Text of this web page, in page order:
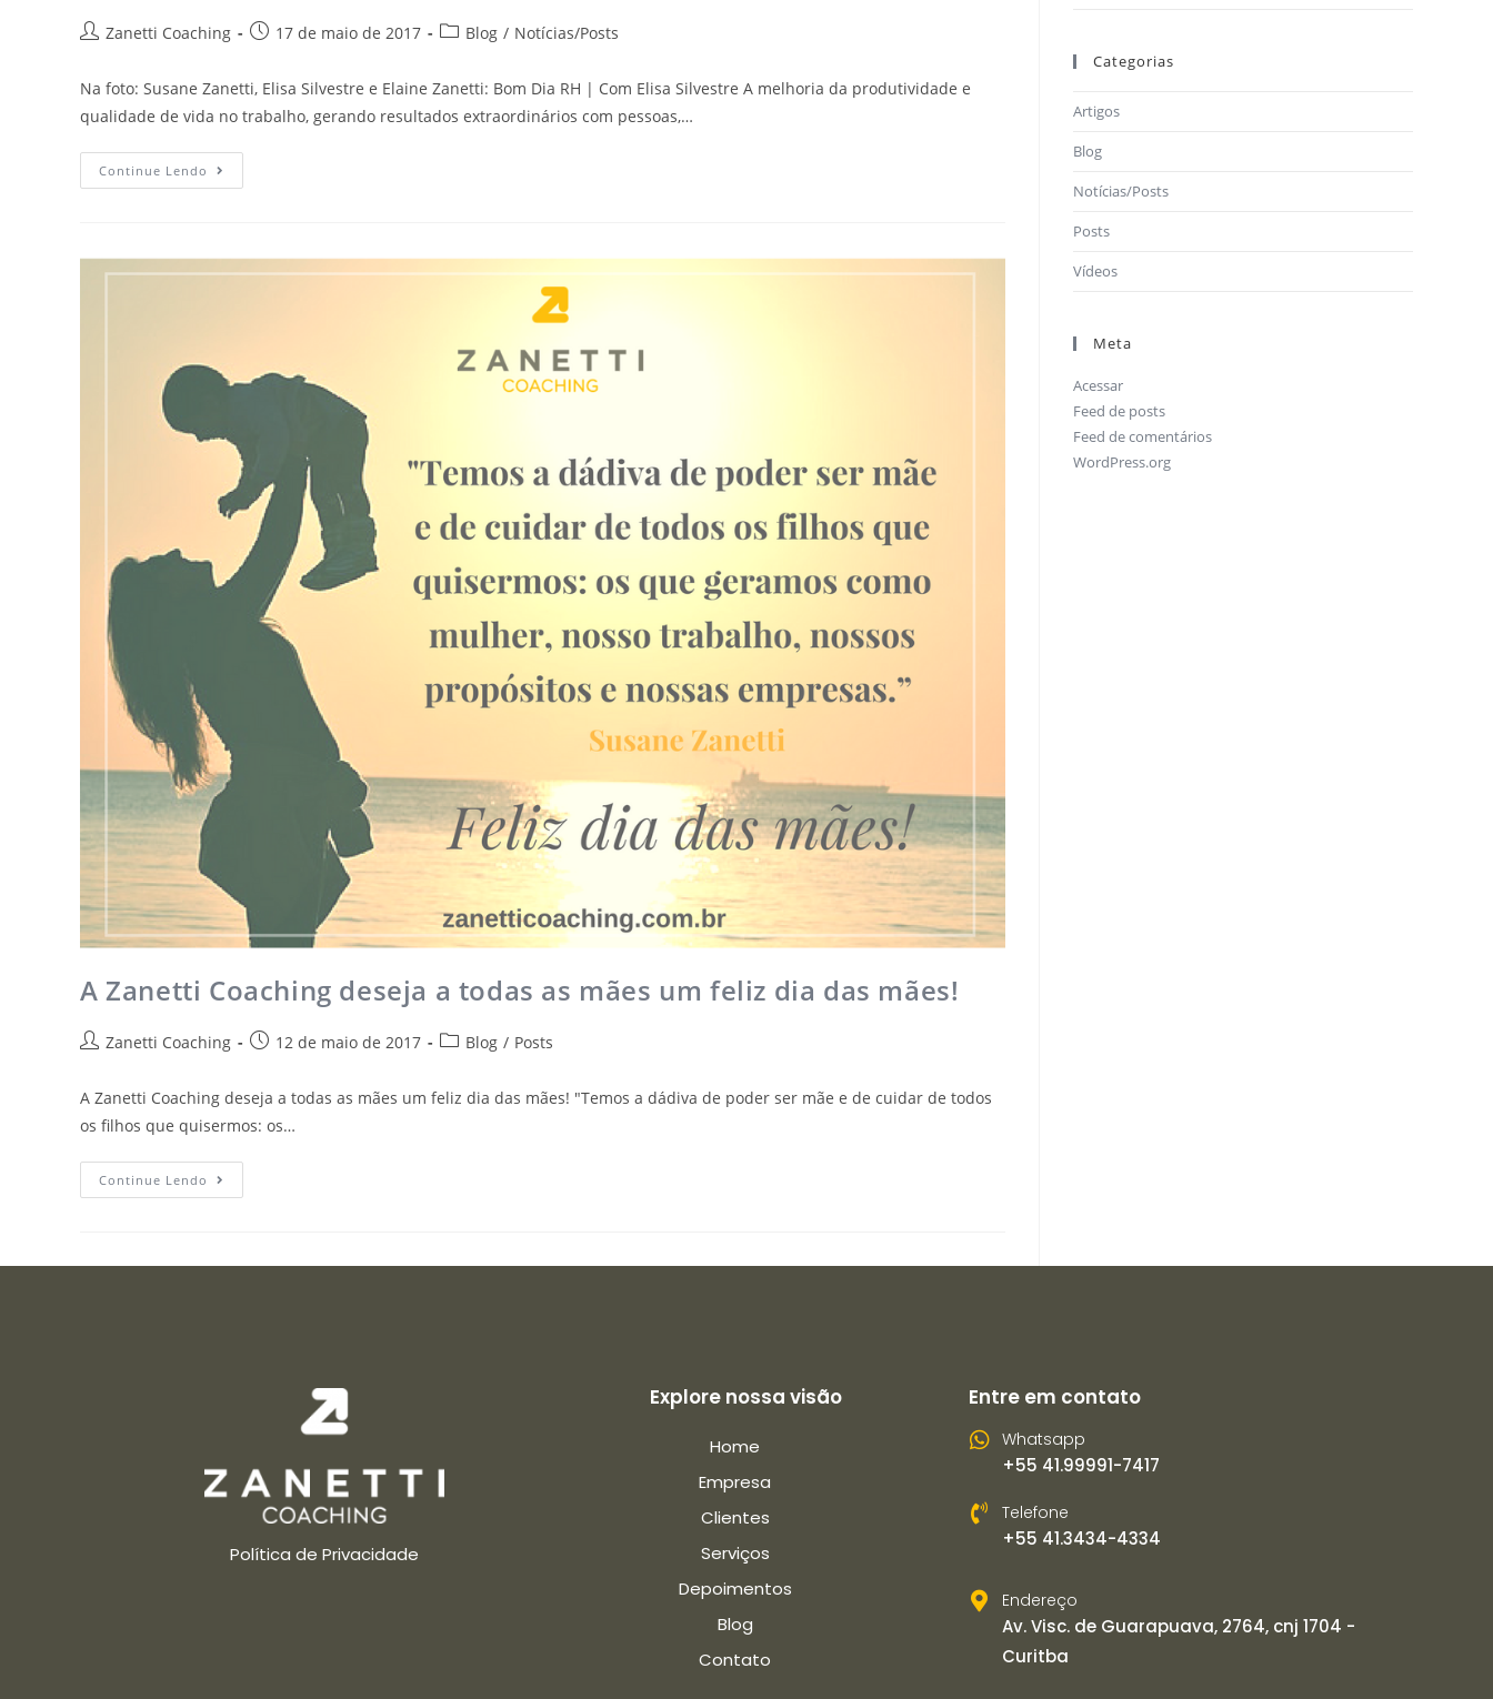
Zanetti Coaching 17 de maio de 2017 Blog / Notícias/Posts
Na foto: Susane Zanetti, Elisa Silvestre e Elaine Zanetti: Bom Dia RH | Com Elisa Silvestre A melhoria da produtividade e
qualidade de vida no trabalho, gerando resultados extraordinários com pessoas,…
Continue Lendo
A Zanetti Coaching deseja a todas as mães um feliz dia das mães!
Zanetti Coaching 12 de maio de 2017 Blog / Posts
A Zanetti Coaching deseja a todas as mães um feliz dia das mães! "Temos a dádiva de poder ser mãe e de cuidar de todos
os filhos que quisermos: os…
Continue Lendo
Categorias
Artigos
Blog
Notícias/Posts
Posts
Vídeos
Meta
Acessar
Feed de posts
Feed de comentários
WordPress.org
Política de Privacidade
Explore nossa visão
Home
Empresa
Clientes
Serviços
Depoimentos
Blog
Contato
Entre em contato
Whatsapp
+55 41.99991-7417
Telefone
+55 41.3434-4334
Endereço
Av. Visc. de Guarapuava, 2764, cnj 1704 -
Curitba